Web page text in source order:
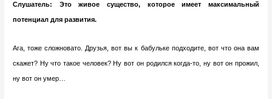
Слушатель: Это живое существо, которое имеет максимальный
потенциал для развития.
Ага, тоже сложновато. Друзья, вот вы к бабульке подходите, вот что она вам
скажет? Ну что такое человек? Ну вот он родился когда-то, ну вот он прожил,
ну вот он умер…